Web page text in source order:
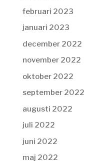
februari 2023
januari 2023
december 2022
november 2022
oktober 2022
september 2022
augusti 2022
juli 2022
juni 2022
maj 2022